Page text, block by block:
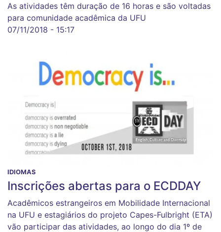
As atividades têm duração de 16 horas e são voltadas
para comunidade acadêmica da UFU
07/11/2018 - 15:17
IDIOMAS
Inscrições abertas para o ECDDAY
Acadêmicos estrangeiros em Mobilidade Internacional
na UFU e estagiários do projeto Capes-Fulbright (ETA)
vão participar das atividades, ao longo do dia 1º de